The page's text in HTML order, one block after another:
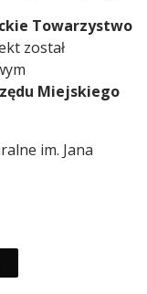
Towarzystwo
został
Miejskiego
im. Jana